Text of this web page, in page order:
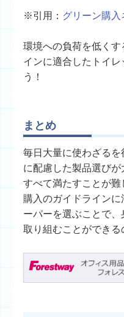
※引用： グリーン購入
環境への負荷を低く
インに適合したトイ
う！
まとめ
毎日大量に使わざる
に配慮した製品選び
すべて満たすことが
購入のガイドライン
ーパーを選ぶことで
取り組むことができる